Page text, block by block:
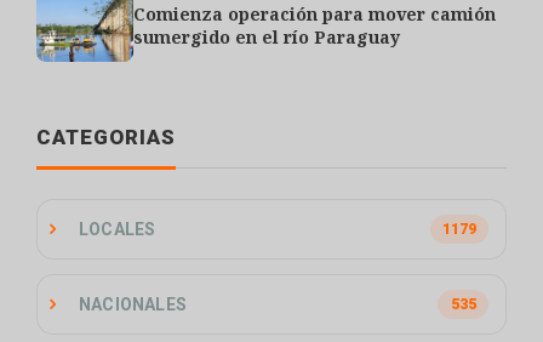
Comienza operación para mover camión
sumergido en el río Paraguay
CATEGORIAS
LOCALES 1179
NACIONALES 535